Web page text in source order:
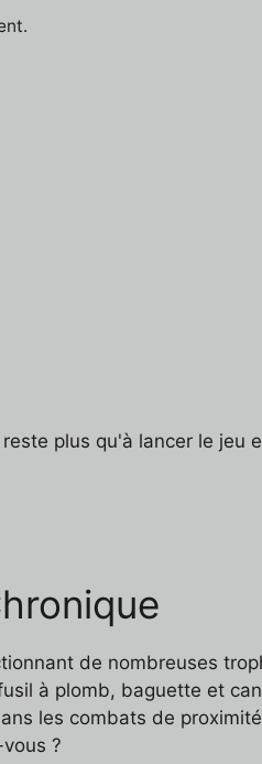
plus qu'à lancer le jeu
de nombreuses
à plomb, baguette et
les combats de
?